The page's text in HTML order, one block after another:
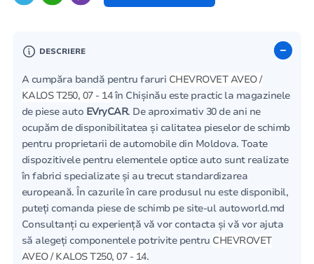
DESCRIERE
A cumpăra bandă pentru faruri CHEVROVET AVEO /
KALOS T250, 07 - 14în Chișinău este practic la magazinele
de piese auto EVryCAR. De aproximativ 30 de ani ne
ocupăm de disponibilitatea și calitatea pieselor de schimb
pentru proprietarii de automobile din Moldova. Toate
dispozitivele pentru elementele optice auto sunt realizate
în fabrici specializate și au trecut standardizarea
europeană. În cazurile în care produsul nu este disponibil,
puteți comanda piese de schimb pe site-ul autoworld.md
Consultanți cu experiență vă vor contacta și vă vor ajuta
să alegeți componentele potrivite pentru CHEVROVET
AVEO / KALOS T250, 07 - 14.